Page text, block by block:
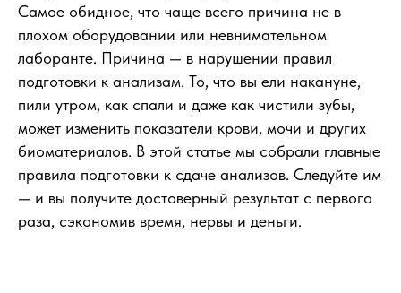
Самое обидное, что чаще всего причина не в
плохом оборудовании или невнимательном
лаборанте. Причина — в нарушении правил
подготовки к анализам. То, что вы ели накануне,
пили утром, как спали и даже как чистили зубы,
может изменить показатели крови, мочи и других
биоматериалов. В этой статье мы собрали главные
правила подготовки к сдаче анализов. Следуйте им
— и вы получите достоверный результат с первого
раза, сэкономив время, нервы и деньги.